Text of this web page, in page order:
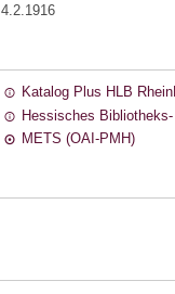
4.2.1916
Katalog Plus HLB
Hessisches
METS (OAI-PMH)